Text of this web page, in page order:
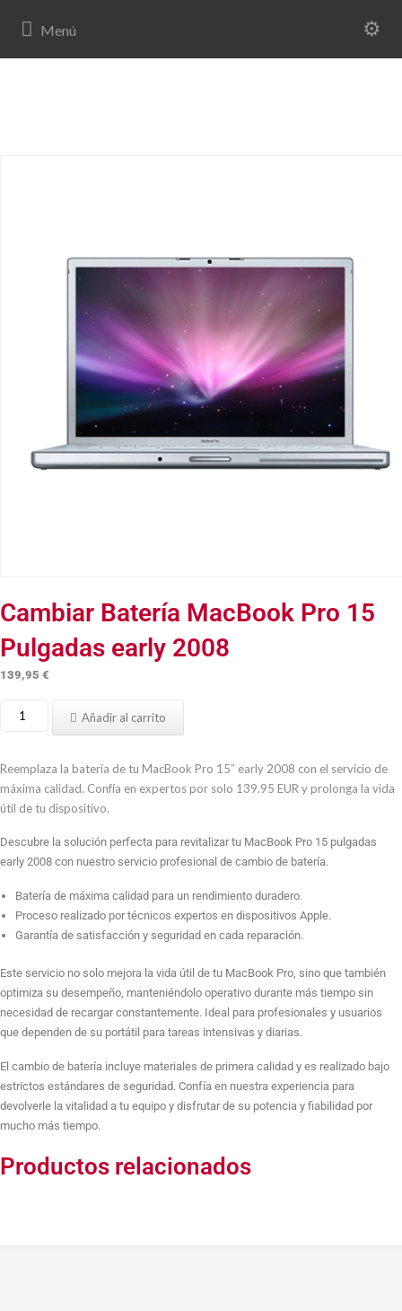
Cambiar Batería MacBook Pro 15
Pulgadas early 2008
139,95 €
Cambiar
Pro
15
Pulgadas
2008
cantidad
Añadir al carrito
Reemplaza la batería de tu MacBook Pro 15″ early 2008 con el servicio de
máxima calidad. Confía en expertos por solo 139.95 EUR y prolonga la vida
útil de tu dispositivo.
Descubre la solución perfecta para revitalizar tu MacBook Pro 15 pulgadas
early 2008 con nuestro servicio profesional de cambio de batería.
Batería de máxima calidad para un rendimiento duradero.
Proceso realizado por técnicos expertos en dispositivos Apple.
Garantía de satisfacción y seguridad en cada reparación.
Este servicio no solo mejora la vida útil de tu MacBook Pro, sino que también
optimiza su desempeño, manteniéndolo operativo durante más tiempo sin
necesidad de recargar constantemente. Ideal para profesionales y usuarios
que dependen de su portátil para tareas intensivas y diarias.
El cambio de batería incluye materiales de primera calidad y es realizado bajo
estrictos estándares de seguridad. Confía en nuestra experiencia para
devolverle la vitalidad a tu equipo y disfrutar de su potencia y fiabilidad por
mucho más tiempo.
Productos relacionados